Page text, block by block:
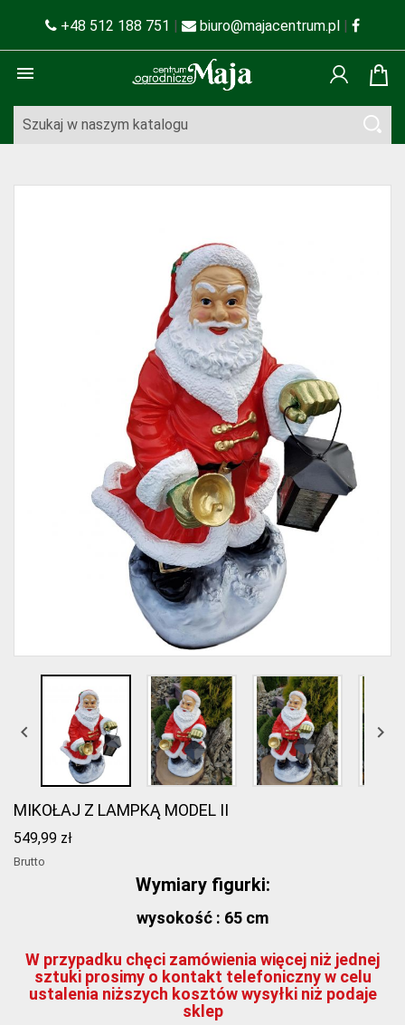
+48 512 188 751 | biuro@majacentrum.pl |

 
MIKOŁAJ Z LAMPKĄ MODEL II
549,99 zł
Brutto
Wymiary figurki:
wysokość : 65 cm
W przypadku chęci zamówienia więcej niż jednej
sztuki prosimy o kontakt telefoniczny w celu
ustalenia niższych kosztów wysyłki niż podaje
sklep